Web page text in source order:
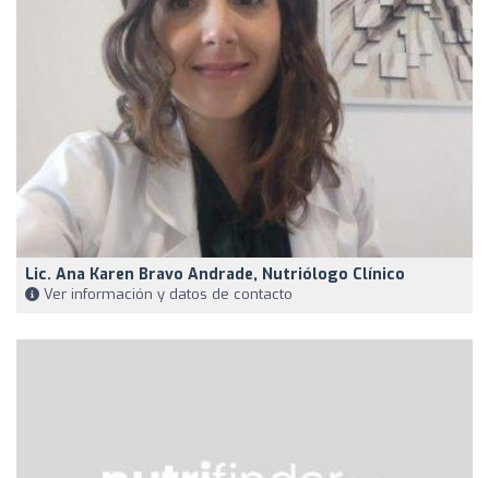
Lic. Ana Karen Bravo Andrade, Nutriólogo Clínico
Ver información y datos de contacto